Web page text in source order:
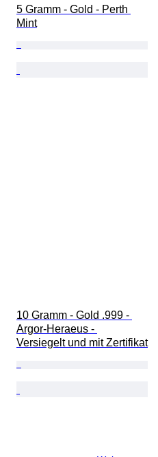
5 Gramm - Gold - Perth
Mint
10 Gramm - Gold .999 -
Argor-Heraeus -
Versiegelt und mit Zertifikat